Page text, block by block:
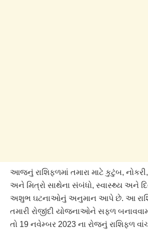
આજનું રાશિફળમાં તમારા માટે કુટુંબ,
અને મિત્રો સાથેના સંબંધો, સ્વાસ્થ્ય અને
અશુભ ઘટનાઓનું અનુમાન આપે છે. આ
તમારી રોજીંદી યોજનાઓને સફળ
તો 19 નવેમ્બર 2023 ના રોજનું રાશિફળ